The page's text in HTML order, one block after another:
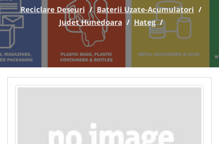
Reciclare Deseuri / Baterii Uzate-Acumulatori /
Judet Hunedoara / Hateg /